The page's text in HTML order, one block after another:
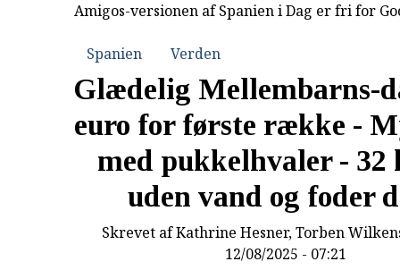
Amigos-versionen af Spanien i Dag er fri for
Spanien Verden
Glædelig Mellembarns-
euro for første række -
med pukkelhvaler - 32
uden vand og foder
Skrevet afKathrine Hesner, Torben
12/08/2025 - 07:21